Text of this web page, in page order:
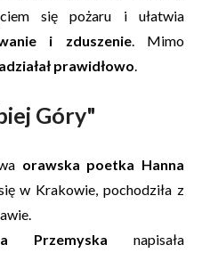
się pożaru i ułatwia
i zduszenie. Mimo
prawidłowo.
Góry"
orawska poetka Hanna
w Krakowie, pochodziła z
Przemyskanapisała